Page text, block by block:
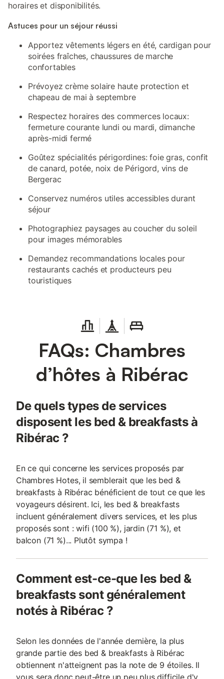
horaires et disponibilités.
Astuces pour un séjour réussi
Apportez vêtements légers en été, cardigan pour
soirées fraîches, chaussures de marche
confortables
Prévoyez crème solaire haute protection et
chapeau de mai à septembre
Respectez horaires des commerces locaux:
fermeture courante lundi ou mardi, dimanche
après-midi fermé
Goûtez spécialités périgordines: foie gras, confit
de canard, potée, noix de Périgord, vins de
Bergerac
Conservez numéros utiles accessibles durant
séjour
Photographiez paysages au coucher du soleil
pour images mémorables
Demandez recommandations locales pour
restaurants cachés et producteurs peu
touristiques
FAQs: Chambres
d’hôtes à Ribérac
De quels types de services
disposent les bed & breakfasts à
Ribérac ?
En ce qui concerne les services proposés par
Chambres Hotes, il semblerait que les bed &
breakfasts à Ribérac bénéficient de tout ce que les
voyageurs désirent. Ici, les bed & breakfasts
incluent généralement divers services, et les plus
proposés sont : wifi (100 %), jardin (71 %), et
balcon (71 %)... Plutôt sympa !
Comment est-ce-que les bed &
breakfasts sont généralement
notés à Ribérac ?
Selon les données de l'année dernière, la plus
grande partie des bed & breakfasts à Ribérac
obtiennent n'atteignent pas la note de 9 étoiles. Il
vous sera donc peut-être un peu plus difficile d'y